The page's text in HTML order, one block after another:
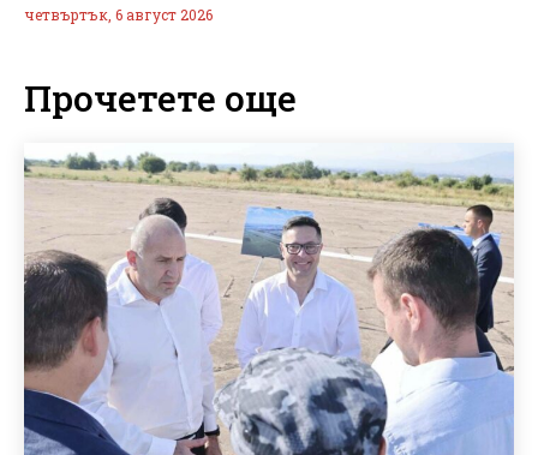
четвъртък, 6 август 2026
Прочетете още